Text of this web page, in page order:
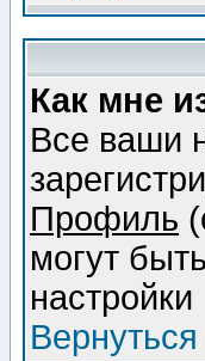
Как мне
Все ваши
Профиль
могут
настройки